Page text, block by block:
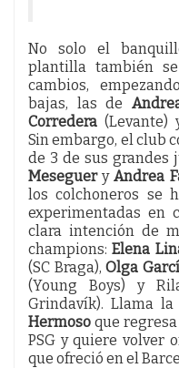
No solo el
plantilla también
cambios,
bajas, las de
Corredera
Sin embargo, el club
de 3 de sus grandes
MesegueryAndrea
los colchoneros se
experimentadas en
clara intención de
champions:Elena
(SC Braga), Olga
(Young Boys) y
Grindavík). Llama
Hermoso que
PSG y quiere volver
que ofreció en el